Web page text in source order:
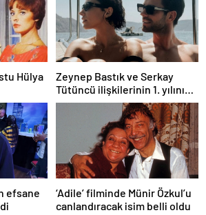
Hülya
Zeynep Bastık ve Serkay
Tütüncü ilişkilerinin 1. yılını
kutladı
efsane
‘Adile’ filminde Münir Özkul’u
canlandıracak isim belli oldu